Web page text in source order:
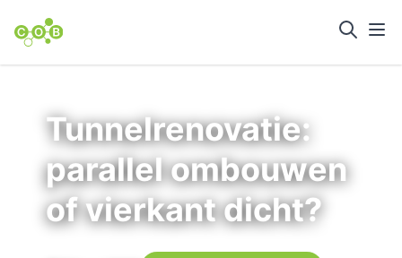
Tunnelrenovatie:
parallel ombouwen
of vierkant dicht?